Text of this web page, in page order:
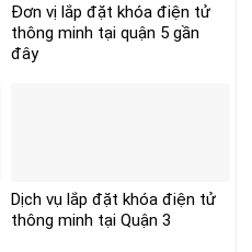
Đơn vị lắp đặt khóa điện tử
thông minh tại quận 5 gần
đây
Dịch vụ lắp đặt khóa điện tử
thông minh tại Quận 3